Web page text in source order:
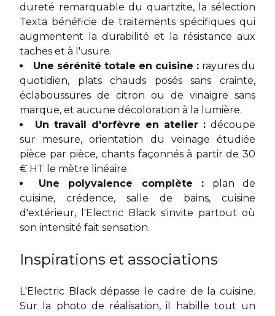
dureté remarquable du quartzite, la sélection
Texta bénéficie de traitements spécifiques qui
augmentent la durabilité et la résistance aux
taches et à l'usure.
Une sérénité totale en cuisine : rayures du
quotidien, plats chauds posés sans crainte,
éclaboussures de citron ou de vinaigre sans
marque, et aucune décoloration à la lumière.
Un travail d'orfèvre en atelier : découpe
sur mesure, orientation du veinage étudiée
pièce par pièce, chants façonnés à partir de 30
€ HT le mètre linéaire.
Une polyvalence complète : plan de
cuisine, crédence, salle de bains, cuisine
d'extérieur, l'Electric Black s'invite partout où
son intensité fait sensation.
Inspirations et associations
L'Electric Black dépasse le cadre de la cuisine.
Sur la photo de réalisation, il habille tout un